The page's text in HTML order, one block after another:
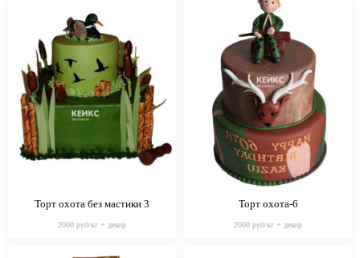
Торт охота без мастики 3
2000 руб/кг + декор
Торт охота-6
2000 руб/кг + декор